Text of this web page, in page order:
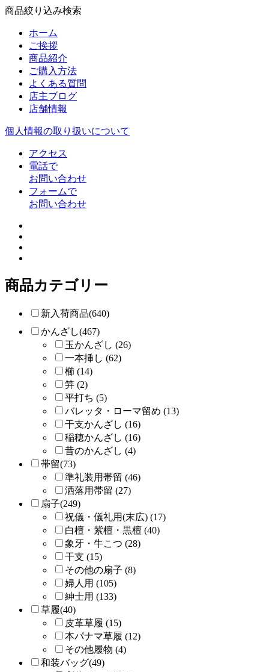
商品絞り込み検索
ホーム
ご挨拶
商品紹介
ご購入方法
よくある質問
店主ブログ
店舗情報
個人情報の取り扱いについて
アクセス
電話で
お問い合わせ
フォームで
お問い合わせ
商品カテゴリー
新入荷商品(640)
かんざし(467)
玉かんざし (26)
一本挿し (62)
櫛 (14)
笄 (2)
平打ち (5)
バレッタ・ローマ留め (13)
干支かんざし (16)
稲穂かんざし (16)
昔のかんざし (4)
帯留(73)
準礼装用帯留 (46)
洒落用帯留 (27)
扇子(249)
祝儀・儀礼用(末広) (17)
白檀・紫檀・黒檀 (40)
象牙・牛こつ (28)
干支 (15)
その他の扇子 (8)
婦人用 (105)
紳士用 (133)
草履(40)
皮革草履 (15)
本パナマ草履 (12)
その他履物 (4)
和装バッグ(49)